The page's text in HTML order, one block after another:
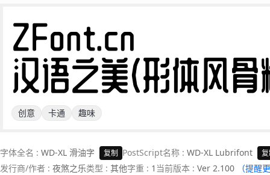
ZFont.cn
汉语之美(形体风
创意 卡通 趣味
字体全名 : WD-XL 滑油字 复制 PostScript名称 : WD-XL Lubrifont
发行商/作者 : 夜煞之乐类型 : 其他字重 : 1 当前版本 : Ver 2.100 （提醒